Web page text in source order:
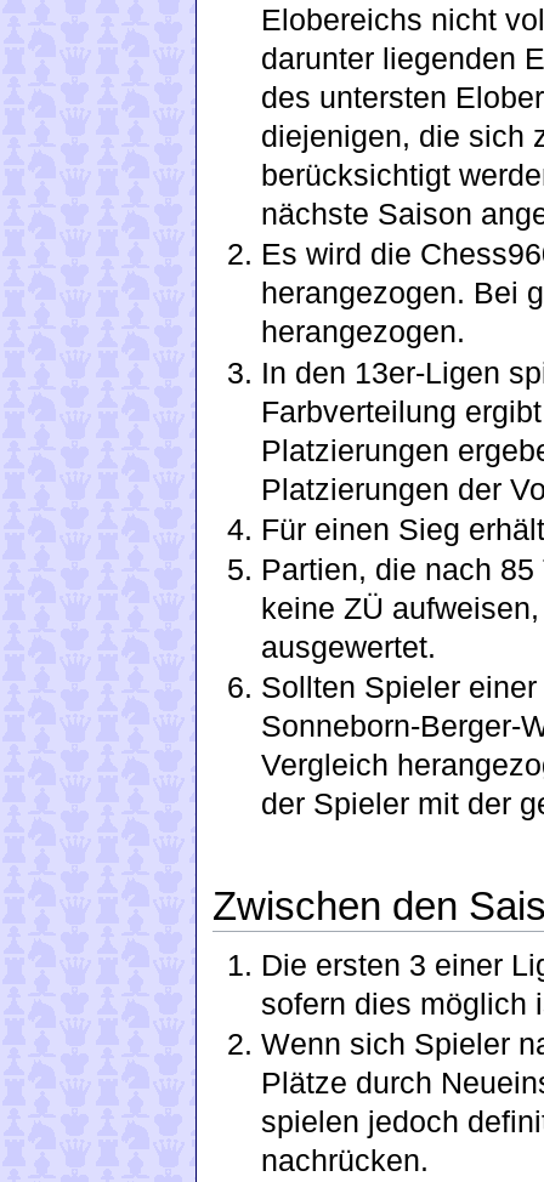
Elobereichs nicht
darunter liegenden
des untersten
diejenigen, die sich
berücksichtigt
nächste Saison
Es wird die
herangezogen. Bei
herangezogen.
In den 13er-Ligen
Farbverteilung
Platzierungen
Platzierungen der
Für einen Sieg
Partien, die nach
keine ZÜ
ausgewertet.
Sollten Spieler
Sonneborn-Berger-
Vergleich
der Spieler mit der
Zwischen den
Die ersten 3 einer
sofern dies möglich
Wenn sich Spieler
Plätze durch
spielen jedoch
nachrücken.